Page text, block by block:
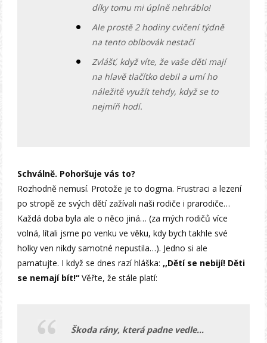
díky tomu mi úplně nehráblo!
Ale prostě 2 hodiny cvičení týdně
na tento oblbovák nestačí
Zvlášť, když víte, že vaše děti mají
na hlavě tlačítko debil a umí ho
náležitě využít tehdy, když se to
nejmíň hodí.
Schválně. Pohoršuje vás to?
Rozhodně nemusí. Protože je to dogma. Frustraci a lezení
po stropě ze svých dětí zažívali naši rodiče i prarodiče…
Každá doba byla ale o něco jiná… (za mých rodičů více
volná, lítali jsme po venku ve věku, kdy bych takhle své
holky ven nikdy samotné nepustila…). Jedno si ale
pamatujte. I když se dnes razí hláška: ,,Dětí se nebijí! Děti
se nemají bít!“ Věřte, že stále platí:
Škoda rány, která padne vedle…